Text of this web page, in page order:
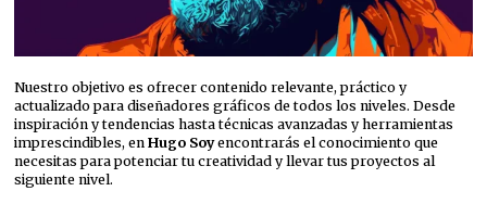
Nuestro objetivo es ofrecer contenido relevante, práctico y
actualizado para diseñadores gráficos de todos los niveles. Desde
inspiración y tendencias hasta técnicas avanzadas y herramientas
imprescindibles, enHugo Soyencontrarás el conocimiento que
necesitas para potenciar tu creatividad y llevar tus proyectos al
siguiente nivel.